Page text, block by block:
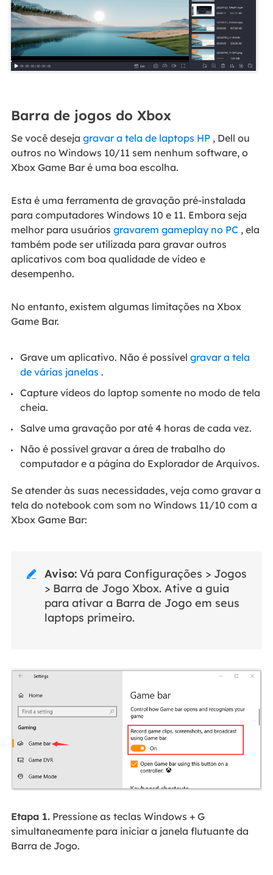
Barra de jogos do Xbox
Se você deseja gravar a tela de laptops HP, Dell ou
outros no Windows 10/11 sem nenhum software, o
Xbox Game Bar é uma boa escolha.
Esta é uma ferramenta de gravação pré-instalada
para computadores Windows 10 e 11. Embora seja
melhor para usuários gravarem gameplay no PC , ela
também pode ser utilizada para gravar outros
aplicativos com boa qualidade de vídeo e
desempenho.
No entanto, existem algumas limitações na Xbox
Game Bar.
Grave um aplicativo. Não é possível gravar a tela
de várias janelas .
Capture vídeos do laptop somente no modo de tela
cheia.
Salve uma gravação por até 4 horas de cada vez.
Não é possível gravar a área de trabalho do
computador e a página do Explorador de Arquivos.
Se atender às suas necessidades, veja como gravar a
tela do notebook com som no Windows 11/10 com a
Xbox Game Bar:
 Aviso:Vá para Configurações > Jogos
> Barra de Jogo Xbox. Ative a guia
para ativar a Barra de Jogo em seus
laptops primeiro.
Etapa 1.Pressione as teclas Windows + G
simultaneamente para iniciar a janela flutuante da
Barra de Jogo.